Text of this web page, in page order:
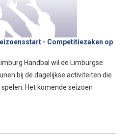
- Competitiezaken op
Handbal wil de Limburgse
bij de dagelijkse activiteiten die
Het komende seizoen